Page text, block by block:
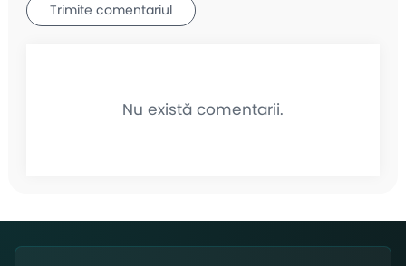
Trimite comentariul
Nu există comentarii.